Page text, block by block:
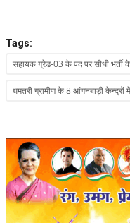
Tags:
सहायक ग्रेड-03 के पद पर सीधी भर्ती के
धमतरी ग्रामीण के 8 आंगनबाड़ी केन्द्रों